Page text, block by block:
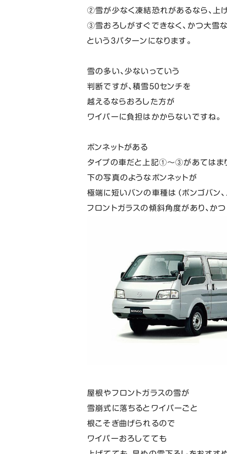
②雪が少なく凍結恐れがあるなら、上
③雪おろしがすぐできなく、かつ大雪
という３パターンになります。
雪の多い、少ないっていう
判断ですが、積雪５０センチを
越えるならおろした方が
ワイパーに負担はかからないですね。
ボンネットがある
タイプの車だと上記①～③があてはま
下の写真のようなボンネットが
極端に短いバンの車種は（ボンゴバン
フロントガラスの傾斜角度があり、か
屋根やフロントガラスの雪が
雪崩式に落ちるとワイパーごと
根こそぎ曲げられるので
ワイパーおろしてても